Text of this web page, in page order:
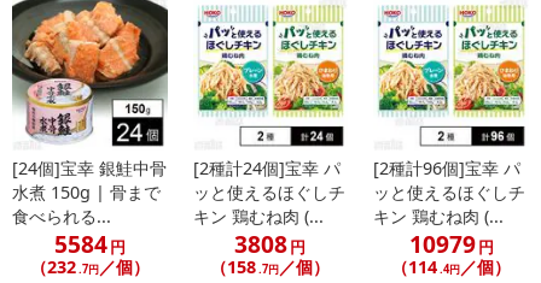
[24個]宝幸 銀鮭中骨
水煮 150g | 骨まで
食べられる...
5584円
（232.7円／個）
[2種計24個]宝幸 パ
ッと使えるほぐしチ
キン 鶏むね肉 (...
3808円
（158.7円／個）
[2種計96個]宝幸 パ
ッと使えるほぐしチ
キン 鶏むね肉 (...
10979円
（114.4円／個）